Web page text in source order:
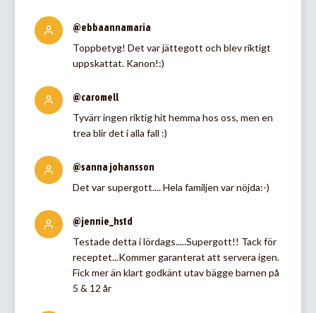
@ebbaannamaria
Toppbetyg! Det var jättegott och blev riktigt
uppskattat. Kanon!:)
@caromell
Tyvärr ingen riktig hit hemma hos oss, men en
trea blir det i alla fall :)
@sanna johansson
Det var supergott.... Hela familjen var nöjda:-)
@jennie_hstd
Testade detta i lördags.....Supergott!! Tack för
receptet...Kommer garanterat att servera igen.
Fick mer än klart godkänt utav bägge barnen på
5 & 12 år